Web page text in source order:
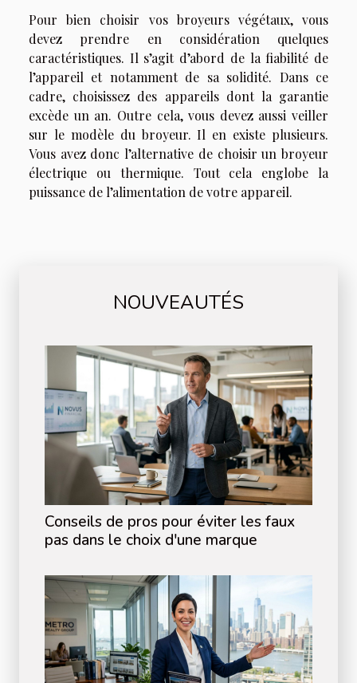
Pour bien choisir vos broyeurs végétaux, vous
devez prendre en considération quelques
caractéristiques. Il s’agit d’abord de la fiabilité de
l’appareil et notamment de sa solidité. Dans ce
cadre, choisissez des appareils dont la garantie
excède un an. Outre cela, vous devez aussi veiller
sur le modèle du broyeur. Il en existe plusieurs.
Vous avez donc l’alternative de choisir un broyeur
électrique ou thermique. Tout cela englobe la
puissance de l’alimentation de votre appareil.
NOUVEAUTÉS
Conseils de pros pour éviter les faux
pas dans le choix d'une marque